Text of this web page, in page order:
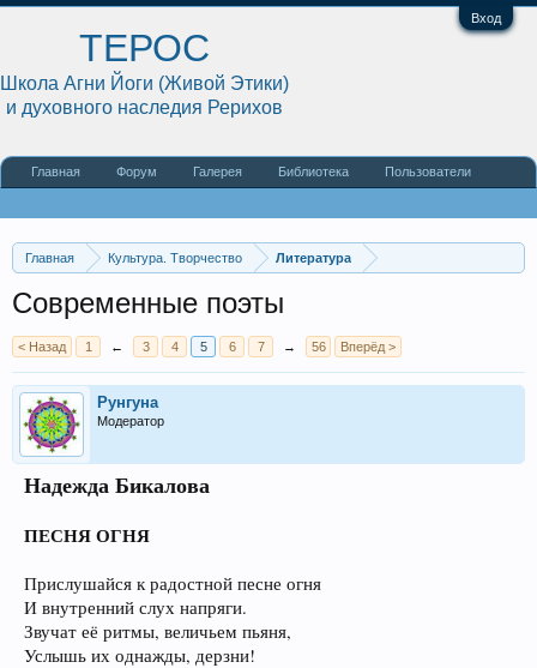
Вход
Главная Культура. Творчество Литература
Современные поэты
< Назад 1 ← 3 4 5 6 7 → 56 Вперёд >
Рунгуна
Модератор
Надежда Бикалова
ПЕСНЯ ОГНЯ
Прислушайся к радостной песне огня
И внутренний слух напряги.
Звучат её ритмы, величьем пьяня,
Услышь их однажды, дерзни!
ТЕРОС
Школа Агни Йоги (Живой Этики)
и духовного наследия Рерихов
Главная Форум Галерея Библиотека Пользователи